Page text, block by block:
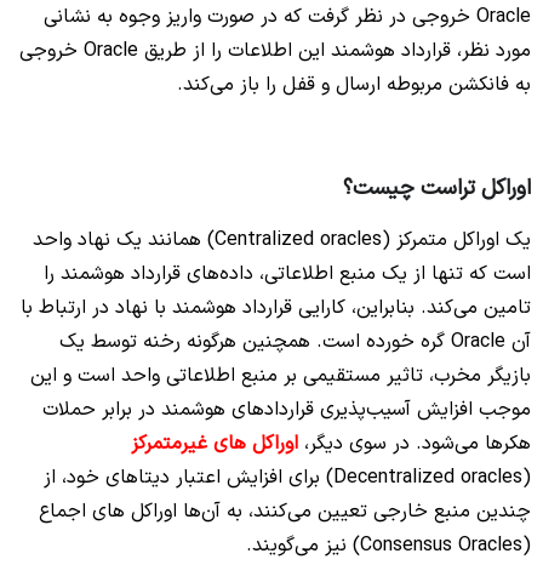
Oracle خروجی در نظر گرفت که در صورت واریز وجوه به نشانی
مورد نظر، قرارداد هوشمند این اطلاعات را از طریق Oracle خروجی
به فانکشن مربوطه ارسال و قفل را باز می‌کند.
اوراکل تراست چیست؟
یک اوراکل متمرکز (Centralized oracles) همانند یک نهاد واحد
است که تنها از یک منبع اطلاعاتی، داده‌های قرارداد هوشمند را
تامین می‌کند. بنابراین، کارایی قرارداد هوشمند با نهاد در ارتباط با
آن Oracle گره خورده است. همچنین هرگونه رخنه توسط یک
بازیگر مخرب، تاثیر مستقیمی بر منبع اطلاعاتی واحد است و این
موجب افزایش آسیب‌پذیری قراردادهای هوشمند در برابر حملات
هکرها می‌شود.‌ در سوی دیگر، اوراکل های غیرمتمرکز
(Decentralized oracles) برای افزایش اعتبار دیتاهای خود، از
چندین منبع خارجی تعیین می‌کنند، به آن‌ها اوراکل های اجماع
(Consensus Oracles) نیز می‌گویند.